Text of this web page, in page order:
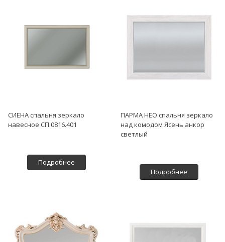
СИЕНА спальня зеркало
навесное СП.0816.401
Подробнее
ПАРМА НЕО спальня зеркало
над комодом Ясень анкор
светлый
Подробнее